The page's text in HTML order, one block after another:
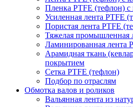
Пленка PTFE (тефлон)
Усиленная лента PTFE
Пористая лента PTFE
Тяжелая промышленная
Ламинированная лента
Арамидная ткань
покрытием
Сетка PTFE (тефлон)
Подбор по отраслям
Обмотка валов и роликов
Вальянная лента из